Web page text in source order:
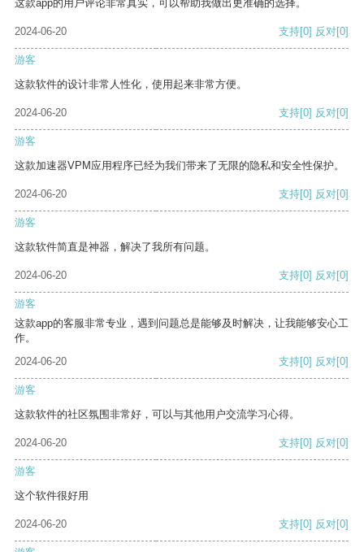
这款app的用户评论非常真实，可以帮助我做出更准确的选择。
2024-06-20 支持[0] 反对[0]
游客
这款软件的设计非常人性化，使用起来非常方便。
2024-06-20 支持[0] 反对[0]
游客
这款加速器VPM应用程序已经为我们带来了无限的隐私和安全性保护。
2024-06-20 支持[0] 反对[0]
游客
这款软件简直是神器，解决了我所有问题。
2024-06-20 支持[0] 反对[0]
游客
这款app的客服非常专业，遇到问题总是能够及时解决，让我能够安心工
作。
2024-06-20
支持[0] 反对[0]
游客
这款软件的社区氛围非常好，可以与其他用户交流学习心得。
2024-06-20 支持[0] 反对[0]
游客
这个软件很好用
2024-06-20 支持[0] 反对[0]